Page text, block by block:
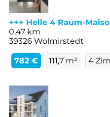
+++ Helle 4 Raum-
0,47 km
39326 Wolmirstedt
782 € 111,7 m² 4